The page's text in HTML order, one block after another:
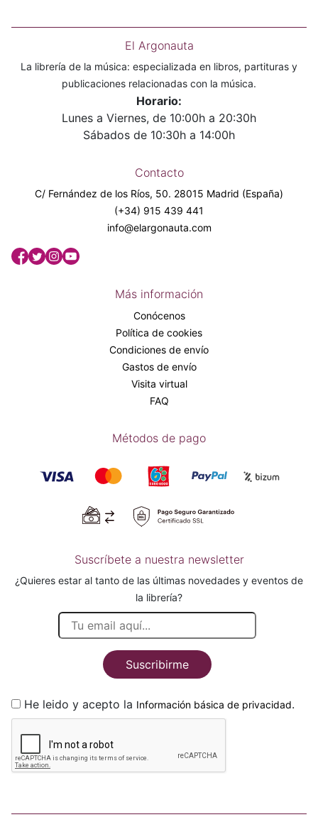
El Argonauta
La librería de la música: especializada en libros, partituras y
publicaciones relacionadas con la música.
Horario:
Lunes a Viernes, de 10:00h a 20:30h
Sábados de 10:30h a 14:00h
Contacto
C/ Fernández de los Ríos, 50. 28015 Madrid (España)
(+34) 915 439 441
info@elargonauta.com
Más información
Conócenos
Política de cookies
Condiciones de envío
Gastos de envío
Visita virtual
FAQ
Métodos de pago
Suscríbete a nuestra newsletter
¿Quieres estar al tanto de las últimas novedades y eventos de
la librería?
Suscribirme
He leido y acepto la Información básica de privacidad.